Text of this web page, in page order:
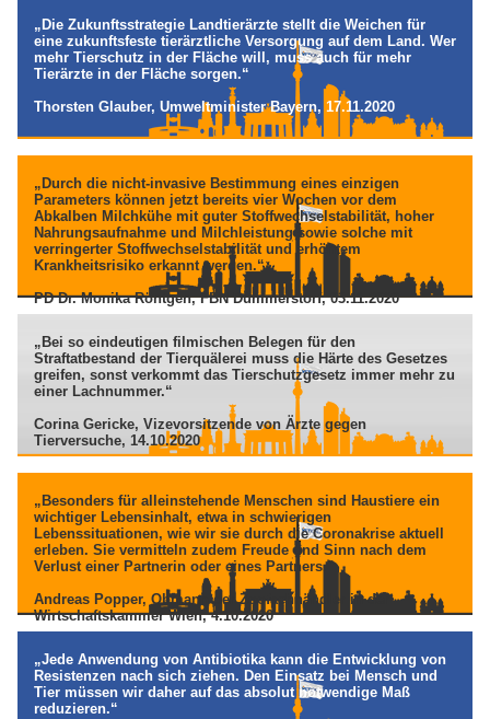
„Die Zukunftsstrategie Landtierärzte stellt die Weichen für
eine zukunftsfeste tierärztliche Versorgung auf dem Land. Wer
mehr Tierschutz in der Fläche will, muss auch für mehr
Tierärzte in der Fläche sorgen.“
Thorsten Glauber, Umweltminister Bayern, 17.11.2020
„Durch die nicht-invasive Bestimmung eines einzigen
Parameters können jetzt bereits vier Wochen vor dem
Abkalben Milchkühe mit guter Stoffwechselstabilität, hoher
Nahrungsaufnahme und Milchleistung sowie solche mit
verringerter Stoffwechselstabilität und erhöhtem
Krankheitsrisiko erkannt werden.“
PD Dr. Monika Röntgen, FBN Dummerstorf, 03.11.2020
„Bei so eindeutigen filmischen Belegen für den
Straftatbestand der Tierquälerei muss die Härte des Gesetzes
greifen, sonst verkommt das Tierschutzgesetz immer mehr zu
einer Lachnummer.“
Corina Gericke, Vizevorsitzende von Ärzte gegen
Tierversuche, 14.10.2020
„Besonders für alleinstehende Menschen sind Haustiere ein
wichtiger Lebensinhalt, etwa in schwierigen
Lebenssituationen, wie wir sie durch die Coronakrise aktuell
erleben. Sie vermitteln zudem Freude und Sinn nach dem
Verlust einer Partnerin oder eines Partners.“
Andreas Popper, Obmann der Zoofachhändler in der
Wirtschaftskammer Wien, 4.10.2020
„Jede Anwendung von Antibiotika kann die Entwicklung von
Resistenzen nach sich ziehen. Den Einsatz bei Mensch und
Tier müssen wir daher auf das absolut notwendige Maß
reduzieren.“